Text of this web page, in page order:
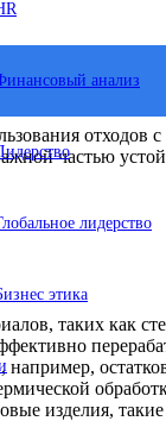
анализ
лидерство
этика
частью
таких как
например,
изделия,